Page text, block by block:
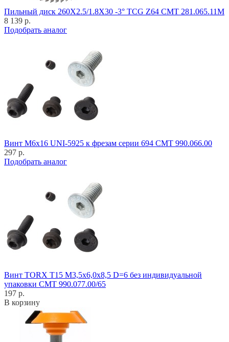
Пильный диск 260X2.5/1.8X30 -3° TCG Z64 CMT 281.065.11M
8 139 р.
Подобрать аналог
Винт M6x16 UNI-5925 к фрезам серии 694 CMT 990.066.00
297 р.
Подобрать аналог
Винт TORX T15 M3,5x6,0x8,5 D=6 без индивидуальной
упаковки CMT 990.077.00/65
197 р.
В корзину